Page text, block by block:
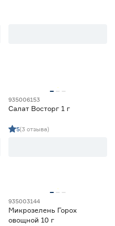
935006153
Салат Восторг 1 г
5(3 отзыва)
935003144
Микрозелень Горох
овощной 10 г